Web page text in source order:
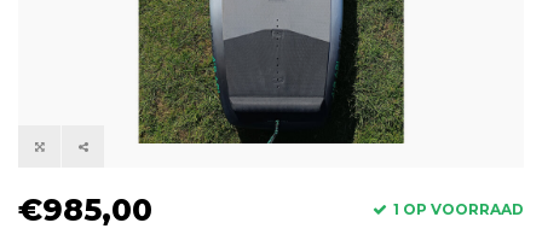
€985,00 1 OP VOORRAAD